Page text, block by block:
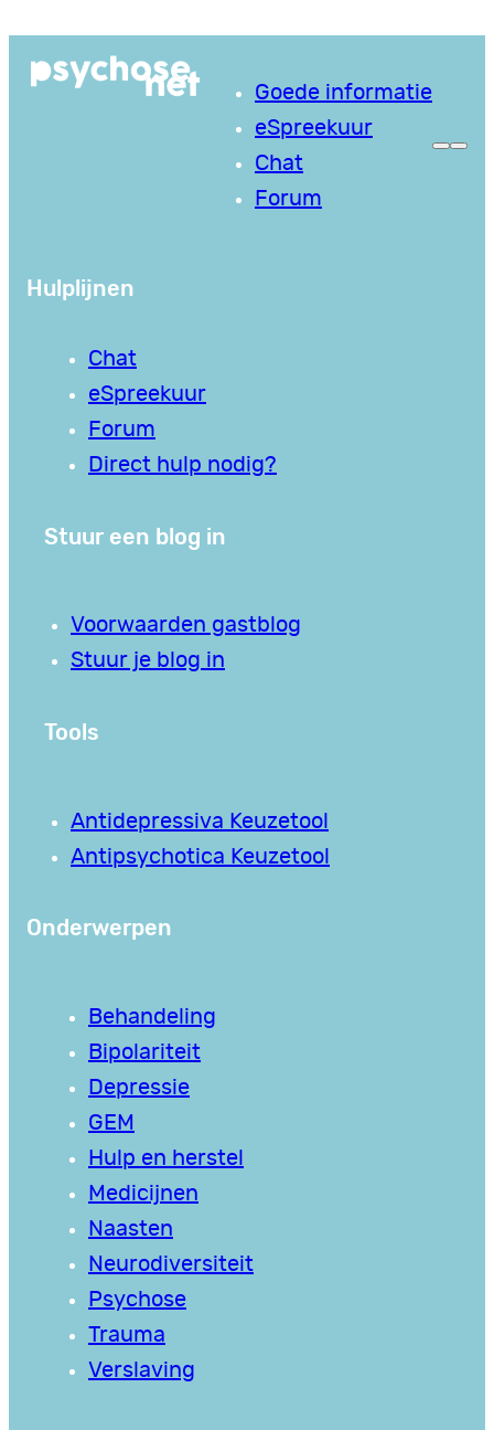
naar
Goede informatie
eSpreekuur
Chat
Forum
Hulplijnen
Chat
eSpreekuur
Forum
Direct hulp nodig?
Stuur een blog in
Voorwaarden gastblog
Stuur je blog in
Tools
Antidepressiva Keuzetool
Antipsychotica Keuzetool
Onderwerpen
Behandeling
Bipolariteit
Depressie
GEM
Hulp en herstel
Medicijnen
Naasten
Neurodiversiteit
Psychose
Trauma
Verslaving